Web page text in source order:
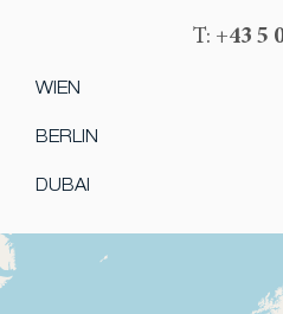
T: +43 5
WIEN
BERLIN
DUBAI